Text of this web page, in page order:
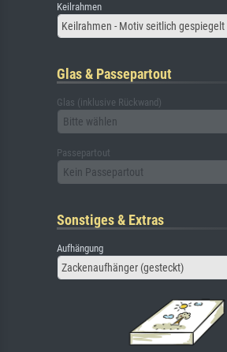
Keilrahmen
Keilrahmen - Motiv seitlich gespiegelt
Glas & Passepartout
Glas (inklusive Rückwand)
Bitte wählen
Passepartout
Kein Passepartout
Sonstiges & Extras
Aufhängung
Zackenaufhänger (gesteckt)